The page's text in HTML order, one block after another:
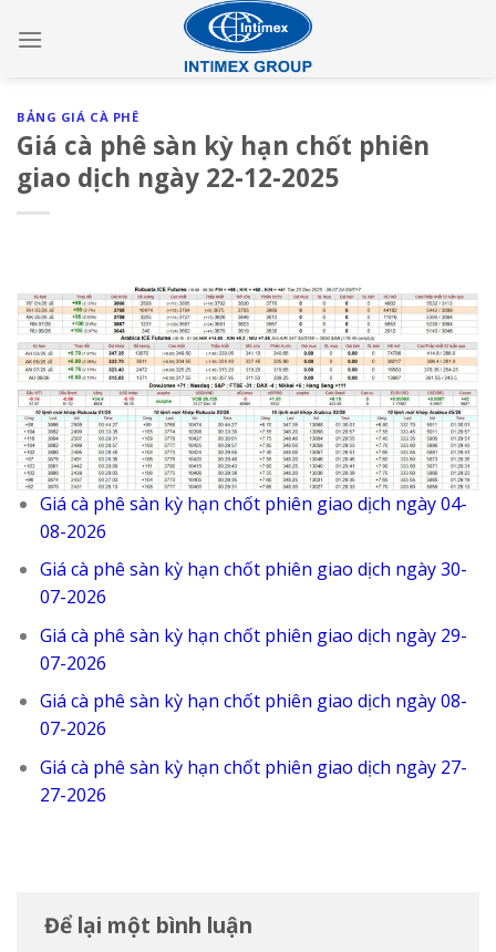
BẢNG GIÁ CÀ PHÊ
Giá cà phê sàn kỳ hạn chốt phiên
giao dịch ngày 22-12-2025
Giá cà phê sàn kỳ hạn chốt phiên giao dịch ngày 04-
08-2026
Giá cà phê sàn kỳ hạn chốt phiên giao dịch ngày 30-
07-2026
Giá cà phê sàn kỳ hạn chốt phiên giao dịch ngày 29-
07-2026
Giá cà phê sàn kỳ hạn chốt phiên giao dịch ngày 08-
07-2026
Giá cà phê sàn kỳ hạn chốt phiên giao dịch ngày 27-
27-2026
Để lại một bình luận